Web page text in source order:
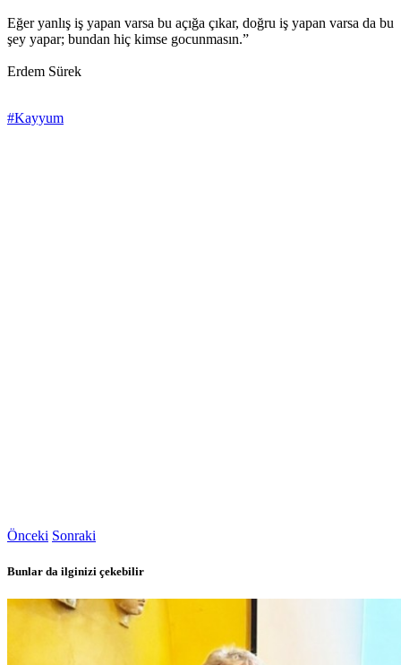
Eğer yanlış iş yapan varsa bu açığa çıkar, doğru iş yapan varsa da bu
şey yapar; bundan hiç kimse gocunmasın.”
Erdem Sürek
#Kayyum
Önceki Sonraki
Bunlar da ilginizi çekebilir